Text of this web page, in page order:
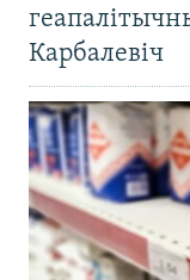
Карбалевіч